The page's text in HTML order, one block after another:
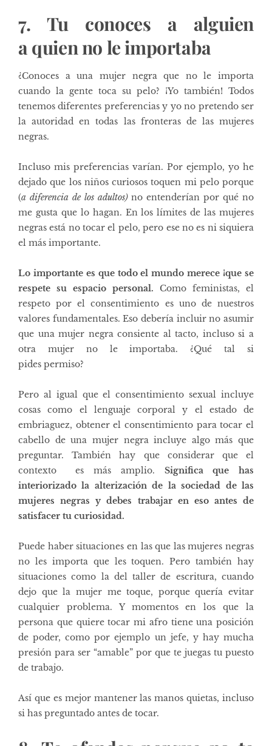
7. Tu conoces a alguien
a quien no le importaba
¿Conoces a una mujer negra que no le importa
cuando la gente toca su pelo? ¡Yo también! Todos
tenemos diferentes preferencias y yo no pretendo ser
la autoridad en todas las fronteras de las mujeres
negras.
Incluso mis preferencias varían. Por ejemplo, yo he
dejado que los niños curiosos toquen mi pelo porque
(a diferencia de los adultos)no entenderían por qué no
me gusta que lo hagan. En los límites de las mujeres
negras está no tocar el pelo, pero ese no es ni siquiera
el más importante.
Lo importante es que todo el mundo merece ¡que se
respete su espacio personal. Como feministas, el
respeto por el consentimiento es uno de nuestros
valores fundamentales. Eso debería incluir no asumir
que una mujer negra consiente al tacto, incluso si a
otra mujer no le importaba.¿Qué tal si
pides permiso?
Pero al igual queel consentimiento sexual incluye
cosas como el lenguaje corporal y el estado de
embriaguez, obtener el consentimiento para tocar el
cabello de una mujer negra incluye algo más que
preguntar. También hay que considerar que el
contexto es más amplio. Significa que has
interiorizado la alterización de la sociedad de las
mujeres negras y debes trabajar en eso antes de
satisfacer tu curiosidad.
Puede haber situaciones en las que las mujeres negras
no les importa que les toquen. Pero también hay
situaciones como la del taller de escritura, cuando
dejo que la mujer me toque, porque quería evitar
cualquier problema. Y momentos en los que la
persona que quiere tocar mi afro tiene una posición
de poder, como por ejemplo un jefe, y hay mucha
presión para ser “amable” por que te juegas tu puesto
de trabajo.
Así que es mejor mantener las manos quietas, incluso
si has preguntado antes de tocar.